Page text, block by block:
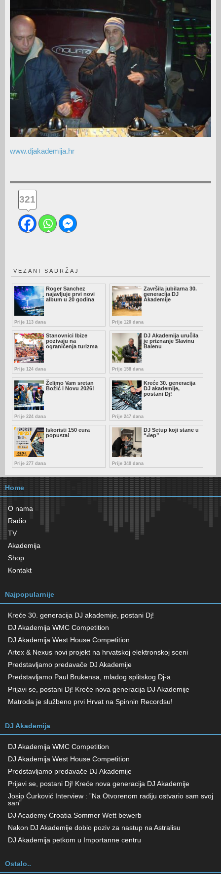
www.djakademija.hr
321
VEZANI SADRŽAJ
Roger Sanchez
najavljuje prvi novi
album u 20 godina
Prije 113 dana
Završila jubilarna 30.
generacija DJ
Akademije
Prije 120 dana
Stanovnici Ibize
pozivaju na
ograničenja turizma
Prije 124 dana
DJ Akademija uručila
je priznanje Slavinu
Balenu
Prije 158 dana
Želimo Vam sretan
Božić i Novu 2026!
Prije 224 dana
Kreće 30. generacija
DJ akademije,
postani Dj!
Prije 247 dana
Iskoristi 150 eura
popusta!
Prije 277 dana
DJ Setup koji stane u
“đep”
Prije 340 dana
Home
O nama
Radio
TV
Akademija
Shop
Kontakt
Najpopularnije
Kreće 30. generacija DJ akademije, postani Dj!
DJ Akademija WMC Competition
DJ Akademija West House Competition
Artex & Nexus novi projekt na hrvatskoj elektronskoj sceni
Predstavljamo predavače DJ Akademije
Predstavljamo Paul Brukensa, mladog splitskog Dj-a
Prijavi se, postani Dj! Kreće nova generacija DJ Akademije
Matroda je službeno prvi Hrvat na Spinnin Recordsu!
DJ Akademija
DJ Akademija WMC Competition
DJ Akademija West House Competition
Predstavljamo predavače DJ Akademije
Prijavi se, postani Dj! Kreće nova generacija DJ Akademije
Josip Ćurković Interview : ”Na Otvorenom radiju ostvario sam svoj
san”
DJ Academy Croatia Sommer Wett bewerb
Nakon DJ Akademije dobio poziv za nastup na Astralisu
DJ Akademija petkom u Importanne centru
Ostalo..